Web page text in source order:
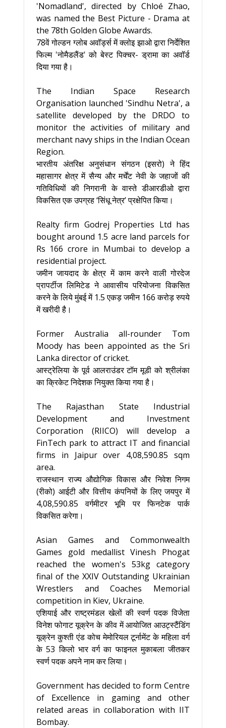
'Nomadland', directed by Chloé Zhao,
was named the Best Picture - Drama at
the 78th Golden Globe Awards.
78वें गोल्डन ग्लोब अवॉर्ड्स में क्लोइ झाओ द्वारा निर्देशित
फिल्म 'नोमैडलैंड' को बेस्ट पिक्चर- ड्रामा का अवॉर्ड
दिया गया है।
The Indian Space Research
Organisation launched 'Sindhu Netra', a
satellite developed by the DRDO to
monitor the activities of military and
merchant navy ships in the Indian Ocean
Region.
भारतीय अंतरिक्ष अनुसंधान संगठन (इसरो) ने हिंद
महासागर क्षेत्र में सैन्य और मर्चेंट नेवी के जहाजों की
गतिविधियों की निगरानी के वास्ते डीआरडीओ द्वारा
विकसित एक उपग्रह ‘सिंधू नेत्र’ प्रक्षेपित किया।
Realty firm Godrej Properties Ltd has
bought around 1.5 acre land parcels for
Rs 166 crore in Mumbai to develop a
residential project.
जमीन जायदाद के क्षेत्र में काम करने वाली गोरदेज
प्रापर्टीज लिमिटेड ने आवासीय परियोजना विकसित
करने के लिये मुंबई में 1.5 एकड़ जमीन 166 करोड़ रुपये
में खरीदी है।
Former Australia all-rounder Tom
Moody has been appointed as the Sri
Lanka director of cricket.
आस्ट्रेलिया के पूर्व आलराउंडर टॉम मूडी को श्रीलंका
का क्रिकेट निदेशक नियुक्त किया गया है।
The Rajasthan State Industrial
Development and Investment
Corporation (RIICO) will develop a
FinTech park to attract IT and financial
firms in Jaipur over 4,08,590.85 sqm
area.
राजस्थान राज्य औद्योगिक विकास और निवेश निगम
(रीको) आईटी और वित्तीय कंपनियों के लिए जयपुर में
4,08,590.85 वर्गमीटर भूमि पर फिनटेक पार्क
विकसित करेगा।
Asian Games and Commonwealth
Games gold medallist Vinesh Phogat
reached the women's 53kg category
final of the XXIV Outstanding Ukrainian
Wrestlers and Coaches Memorial
competition in Kiev, Ukraine.
एशियाई और राष्ट्रमंडल खेलों की स्वर्ण पदक विजेता
विनेश फोगाट यूक्रेन के कीव में आयोजित आउट्स्टैंडिंग
यूक्रेन कुश्ती एंड कोच मेमोरियल टूर्नामेंट के महिला वर्ग
के 53 किलो भार वर्ग का फाइनल मुकाबला जीतकर
स्वर्ण पदक अपने नाम कर लिया।
Government has decided to form Centre
of Excellence in gaming and other
related areas in collaboration with IIT
Bombay.